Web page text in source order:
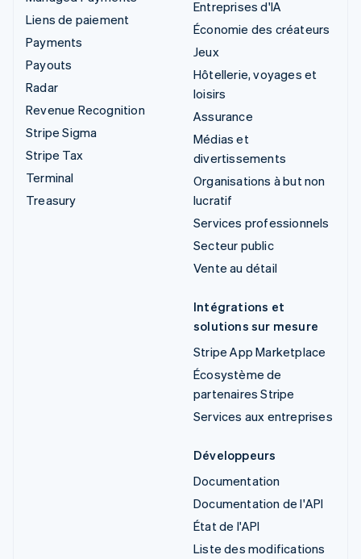
Liens de paiement
Payments
Payouts
Radar
Revenue Recognition
Stripe Sigma
Stripe Tax
Terminal
Treasury
Entreprises d'IA
Économie des créateurs
Jeux
Hôtellerie, voyages et
loisirs
Assurance
Médias et
divertissements
Organisations à but non
lucratif
Services professionnels
Secteur public
Vente au détail
Intégrations et
solutions sur mesure
Stripe App Marketplace
Écosystème de
partenaires Stripe
Services aux entreprises
Développeurs
Documentation
Documentation de l'API
État de l'API
Liste des modifications